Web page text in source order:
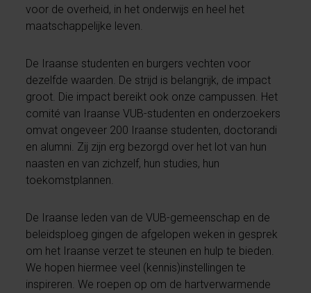
voor de overheid, in het onderwijs en heel het
maatschappelijke leven.
De Iraanse studenten en burgers vechten voor
dezelfde waarden. De strijd is belangrijk, de impact
groot. Die impact bereikt ook onze campussen. Het
comité van Iraanse VUB-studenten en onderzoekers
omvat ongeveer 200 Iraanse studenten, doctorandi
en alumni. Zij zijn erg bezorgd over het lot van hun
naasten en van zichzelf, hun studies, hun
toekomstplannen.
De Iraanse leden van de VUB-gemeenschap en de
beleidsploeg gingen de afgelopen weken in gesprek
om het Iraanse verzet te steunen en hulp te bieden.
We hopen hiermee veel (kennis)instellingen te
inspireren. We roepen op om de hartverwarmende